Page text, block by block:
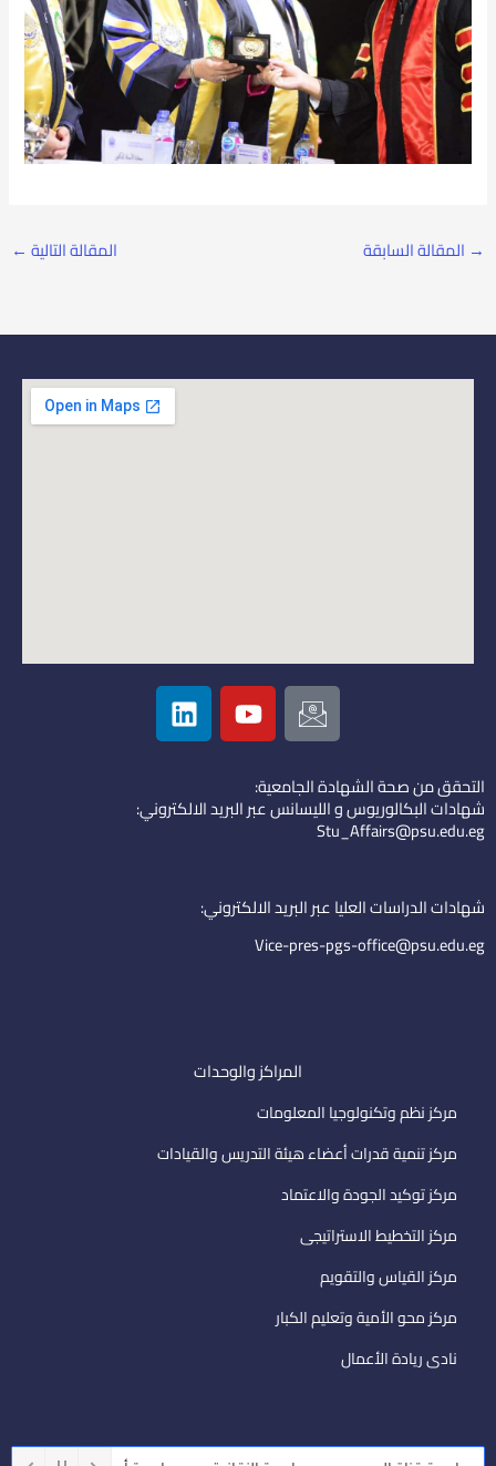
→ المقالة السابقة المقالة التالية ←
I
c
o
n
-
e
i
l
Y
o
u
u
b
L
i
n
e
d
التحقق من صحة الشهادة الجامعية:
شهادات البكالوريوس و الليسانس عبر البريد الالكتروني:
Stu_Affairs@psu.edu.eg
شهادات الدراسات العليا عبر البريد الالكتروني:
Vice-pres-pgs-office@psu.edu.eg
المراكز والوحدات
مركز نظم وتكنولوجيا المعلومات
مركز تنمية قدرات أعضاء هيئة التدريس والقيادات
مركز توكيد الجودة والاعتماد
مركز التخطيط الاستراتيجى
مركز القياس والتقويم
مركز محو الأمية وتعليم الكبار
نادى ريادة الأعمال